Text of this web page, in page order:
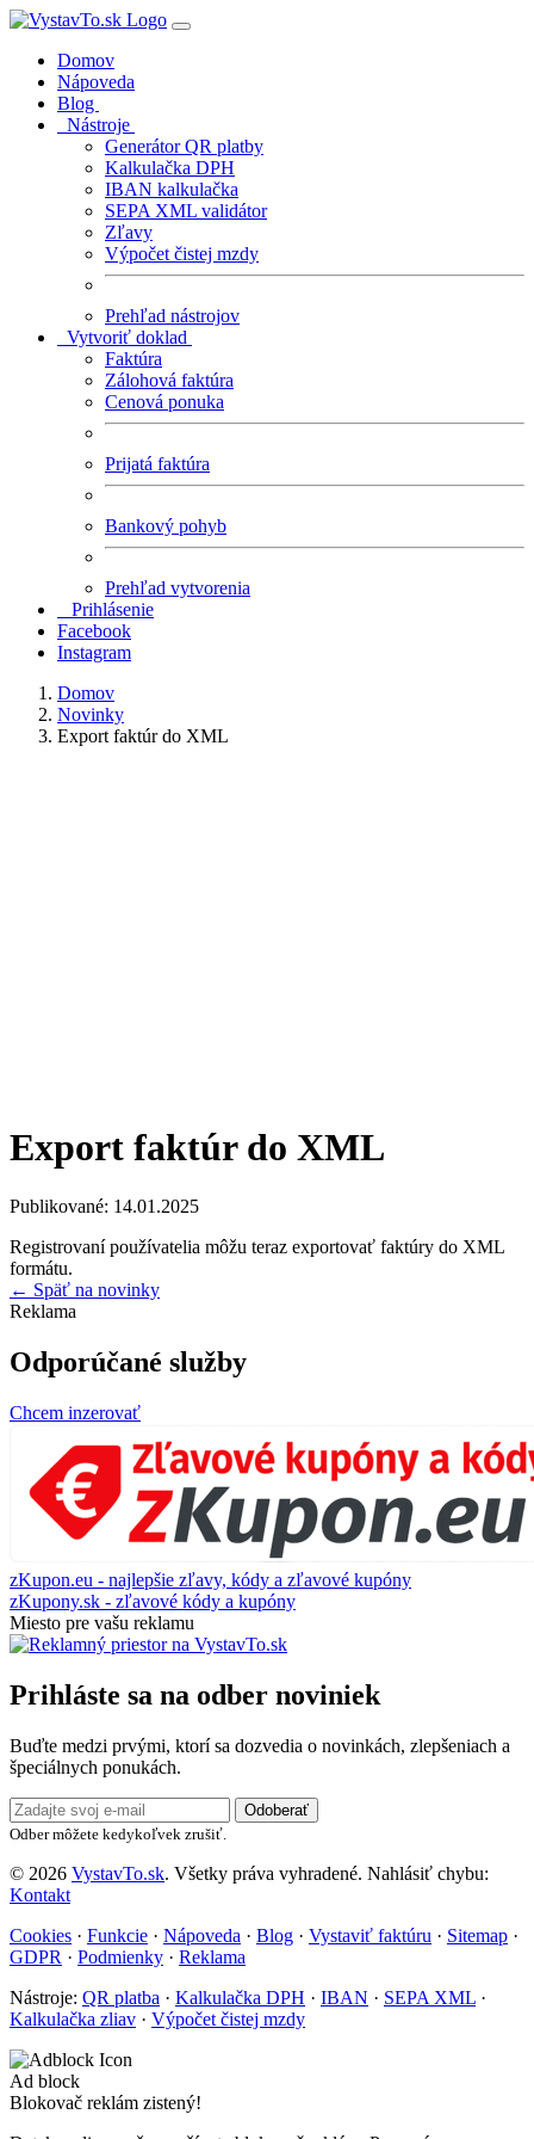
Domov
Nápoveda
Blog
Nástroje
Generátor QR platby
Kalkulačka DPH
IBAN kalkulačka
SEPA XML validátor
Zľavy
Výpočet čistej mzdy
Prehľad nástrojov
Vytvoriť doklad
Faktúra
Zálohová faktúra
Cenová ponuka
Prijatá faktúra
Bankový pohyb
Prehľad vytvorenia
Prihlásenie
Facebook
Instagram
Domov
Novinky
Export faktúr do XML
Export faktúr do XML
Publikované: 14.01.2025
Registrovaní používatelia môžu teraz exportovať faktúry do XML
formátu.
← Späť na novinky
Reklama
Odporúčané služby
Chcem inzerovať
zKupon.eu - najlepšie zľavy, kódy a zľavové kupóny
zKupony.sk - zľavové kódy a kupóny
Miesto pre vašu reklamu
Prihláste sa na odber noviniek
Buďte medzi prvými, ktorí sa dozvedia o novinkách, zlepšeniach a
špeciálnych ponukách.
Odoberať
Odber môžete kedykoľvek zrušiť.
© 2026 VystavTo.sk. Všetky práva vyhradené. Nahlásiť chybu:
Kontakt
Cookies · Funkcie · Nápoveda · Blog · Vystaviť faktúru · Sitemap ·
GDPR · Podmienky · Reklama
Nástroje: QR platba · Kalkulačka DPH · IBAN · SEPA XML ·
Kalkulačka zliav · Výpočet čistej mzdy
Ad block
Blokovač reklám zistený!